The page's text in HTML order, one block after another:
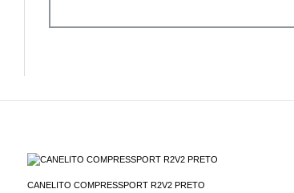
CANELITO COMPRESSPORT R2V2 PRETO